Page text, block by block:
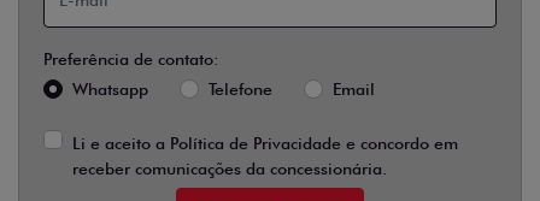
Preferência de contato:
Whatsapp
Telefone Email
Li e aceito a Política de Privacidade e concordo em
receber comunicações da concessionária.